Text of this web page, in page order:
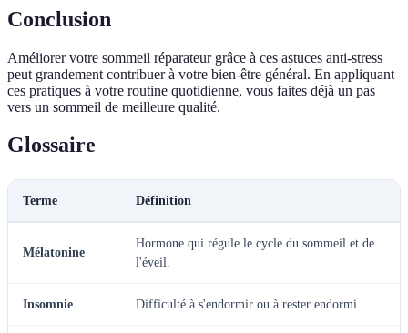
Conclusion
Améliorer votre sommeil réparateur grâce à ces astuces anti-stress
peut grandement contribuer à votre bien-être général. En appliquant
ces pratiques à votre routine quotidienne, vous faites déjà un pas
vers un sommeil de meilleure qualité.
Glossaire
Terme Définition
Mélatonine
Hormone qui régule le cycle du sommeil et de
l'éveil.
Insomnie Difficulté à s'endormir ou à rester endormi.